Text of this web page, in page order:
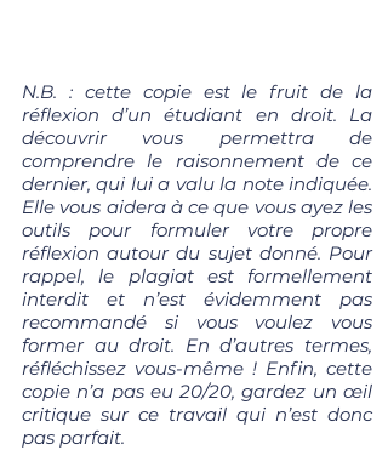
N.B. : cette copie est le fruit de la
réflexion d’un étudiant en droit. La
découvrir vous permettra de
comprendre le raisonnement de ce
dernier, qui lui a valu la note indiquée.
Elle vous aidera à ce que vous ayez les
outils pour formuler votre propre
réflexion autour du sujet donné. Pour
rappel, le plagiat est formellement
interdit et n’est évidemment pas
recommandé si vous voulez vous
former au droit. En d’autres termes,
réfléchissez vous-même ! Enfin, cette
copie n’a pas eu 20/20, gardez un œil
critique sur ce travail qui n’est donc
pas parfait.